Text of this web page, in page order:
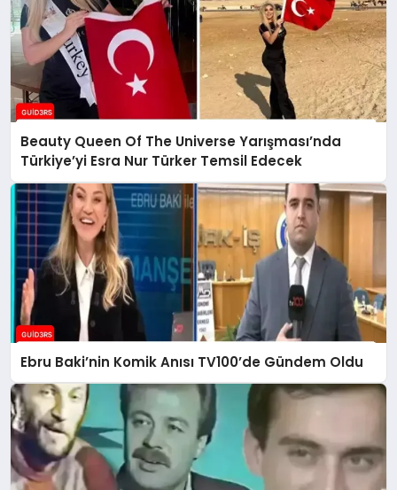
Beauty Queen Of The Universe Yarışması’nda
Türkiye’yi Esra Nur Türker Temsil Edecek
Ebru Baki’nin Komik Anısı TV100’de Gündem Oldu